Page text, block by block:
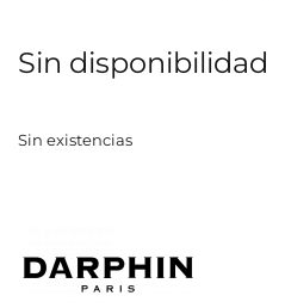
Sin disponibilidad
Sin existencias